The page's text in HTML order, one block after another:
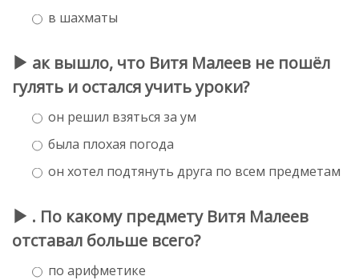
в шахматы
ак вышло, что Витя Малеев не пошёл
гулять и остался учить уроки?
он решил взяться за ум
была плохая погода
он хотел подтянуть друга по всем предметам
. По какому предмету Витя Малеев
отставал больше всего?
по арифметике